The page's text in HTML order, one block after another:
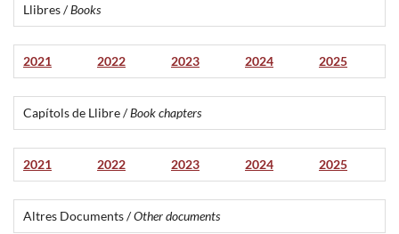
Llibres /Books
2021 2022 2023 2024 2025
Capítols de Llibre /Book chapters
2021 2022 2023 2024 2025
Altres Documents /Other documents